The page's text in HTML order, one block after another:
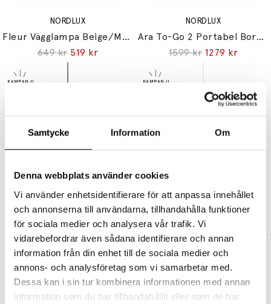
Samtycke Information Om
Denna webbplats använder cookies
Vi använder enhetsidentifierare för att anpassa innehållet
och annonserna till användarna, tillhandahålla funktioner
för sociala medier och analysera vår trafik. Vi
vidarebefordrar även sådana identifierare och annan
information från din enhet till de sociala medier och
annons- och analysföretag som vi samarbetar med.
Dessa kan i sin tur kombinera informationen med annan
information som du har tillhandahållit eller som de har
NORDLUX
Fleur Vägglampa Beige/Mässing
649 kr 519 kr
NORDLUX
Ara To-Go 2 Portabel Bordslampa Svart
1599 kr 1279 kr
NORDLUX
Villo 60 Lampskärm Brun
279 kr 223 kr
Sadie Pendel Ljusbrun
649 kr 519 kr
Andra köpte även